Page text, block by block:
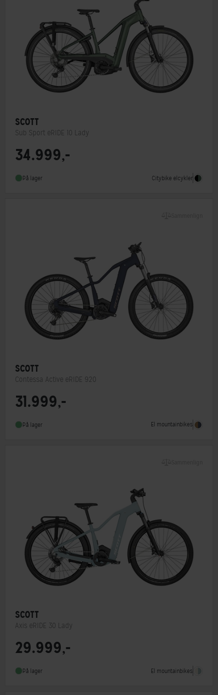
SCOTT
Sub Sport eRIDE 10 Lady
Motorplacering
Stelmateriale
Aluminium
34.999,-
På lager Citybike elcykler
SCOTT
Contessa Active eRIDE 920
Hjulstørrelse
Steltype
Lav indstigning
31.999,-
På lager El mountainbikes
SCOTT
Axis eRIDE 30 Lady
Hjulstørrelse
Steltype
Lav indstigning
29.999,-
På lager El mountainbikes